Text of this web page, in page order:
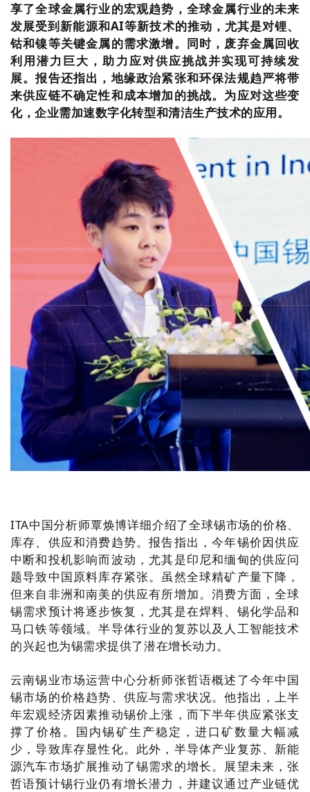
享了全球金属行业的宏观趋势，全球金属行业的未来
发展受到新能源和AI等新技术的推动，尤其是对锂、
钴和镍等关键金属的需求激增。同时，废弃金属回收
利用潜力巨大，助力应对供应挑战并实现可持续发
展。报告还指出，地缘政治紧张和环保法规趋严将带
来供应链不确定性和成本增加的挑战。为应对这些变
化，企业需加速数字化转型和清洁生产技术的应用。
ITA中国分析师覃焕博详细介绍了全球锡市场的价格、
库存、供应和消费趋势。报告指出，今年锡价因供应
中断和投机影响而波动，尤其是印尼和缅甸的供应问
题导致中国原料库存紧张。虽然全球精矿产量下降，
但来自非洲和南美的供应有所增加。消费方面，全球
锡需求预计将逐步恢复，尤其是在焊料、锡化学品和
马口铁等领域。半导体行业的复苏以及人工智能技术
的兴起也为锡需求提供了潜在增长动力。
云南锡业市场运营中心分析师张哲语概述了今年中国
锡市场的价格趋势、供应与需求状况。他指出，上半
年宏观经济因素推动锡价上涨，而下半年供应紧张支
撑了价格。 国内锡矿生产稳定，进口矿数量大幅减
少，导致库存显性化。 此外，半导体产业复苏、新能
源汽车市场扩展推动了锡需求的增长。 展望未来，张
哲语预计锡行业仍有增长潜力，并建议通过产业链优